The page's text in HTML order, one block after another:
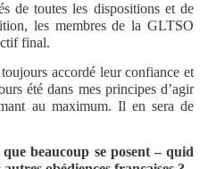
de toutes les dispositions et de
les membres de la GLTSO
final.
accordé leur confiance et
été dans mes principes d’agir
au maximum. Il en sera de
beaucoup se posent – quid